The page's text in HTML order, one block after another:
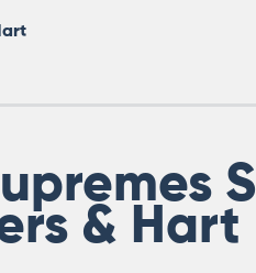
& Hart